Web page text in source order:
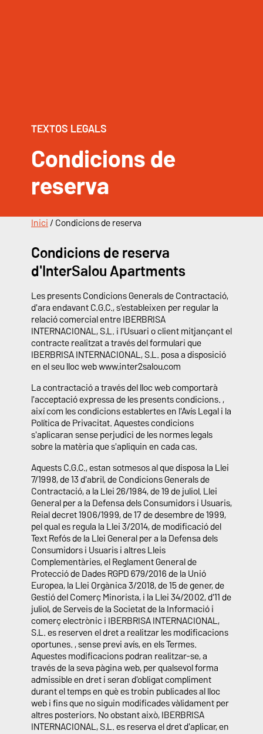
TEXTOS LEGALS
Condicions de
reserva
Inici / Condicions de reserva
Condicions de reserva
d'InterSalou Apartments
Les presents Condicions Generals de Contractació,
d'ara endavant C.G.C., s'estableixen per regular la
relació comercial entre IBERBRISA
INTERNACIONAL, S.L. i l'Usuari o client mitjançant el
contracte realitzat a través del formulari que
IBERBRISA INTERNACIONAL, S.L. posa a disposició
en el seu lloc web www.inter2salou.com
La contractació a través del lloc web comportarà
l'acceptació expressa de les presents condicions. ,
així com les condicions establertes en l'Avís Legal i la
Política de Privacitat. Aquestes condicions
s'aplicaran sense perjudici de les normes legals
sobre la matèria que s'apliquin en cada cas.
Aquests C.G.C., estan sotmesos al que disposa la Llei
7/1998, de 13 d'abril, de Condicions Generals de
Contractació, a la Llei 26/1984, de 19 de juliol. Llei
General per a la Defensa dels Consumidors i Usuaris,
Reial decret 1906/1999, de 17 de desembre de 1999,
pel qual es regula la Llei 3/2014, de modificació del
Text Refós de la Llei General per a la Defensa dels
Consumidors i Usuaris i altres Lleis
Complementàries, el Reglament General de
Protecció de Dades RGPD 679/2016 de la Unió
Europea, la Llei Orgànica 3/2018, de 15 de gener, de
Gestió del Comerç Minorista, i la Llei 34/2002, d'11 de
juliol, de Serveis de la Societat de la Informació i
comerç electrònic i IBERBRISA INTERNACIONAL,
S.L. es reserven el dret a realitzar les modificacions
oportunes. , sense previ avís, en els Termes.
Aquestes modificacions podran realitzar-se, a
través de la seva pàgina web, per qualsevol forma
admissible en dret i seran d'obligat compliment
durant el temps en què es trobin publicades al lloc
web i fins que no siguin modificades vàlidament per
altres posteriors. No obstant això, IBERBRISA
INTERNACIONAL, S.L. es reserva el dret d'aplicar, en